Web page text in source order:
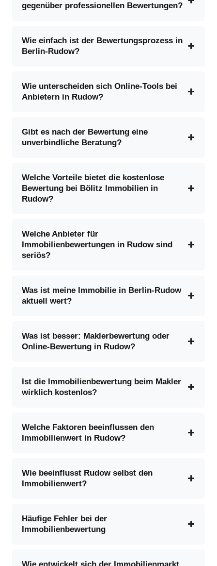
gegenüber professionellen Bewertungen?
Wie einfach ist der Bewertungsprozess in
Berlin-Rudow?
Wie unterscheiden sich Online-Tools bei
Anbietern in Rudow?
Gibt es nach der Bewertung eine
unverbindliche Beratung?
Welche Vorteile bietet die kostenlose
Bewertung bei Bölitz Immobilien in
Rudow?
Welche Anbieter für
Immobilienbewertungen in Rudow sind
seriös?
Was ist meine Immobilie in Berlin-Rudow
aktuell wert?
Was ist besser: Maklerbewertung oder
Online-Bewertung in Rudow?
Ist die Immobilienbewertung beim Makler
wirklich kostenlos?
Welche Faktoren beeinflussen den
Immobilienwert in Rudow?
Wie beeinflusst Rudow selbst den
Immobilienwert?
Häufige Fehler bei der
Immobilienbewertung
Wie entwickelt sich der Immobilienmarkt